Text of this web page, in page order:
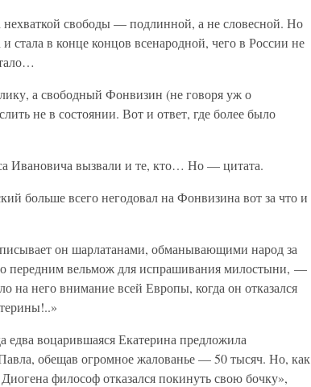
свободы — подлинной, а не словесной. Но
стала в конце концов всенародной, чего в России не
а свободный Фонвизин (не говоря уж о
не в состоянии. Вот и ответ, где более было
Ивановича вызвали и те, кто… Но — цитата.
больше всего негодовал на Фонвизина вот за что и
он шарлатанами, обманывающими народ за
передним вельмож для испрашивания милостыни, —
на него внимание всей Европы, когда он отказался
едва воцарившаяся Екатерина предложила
обещав огромное жалованье — 50 тысяч. Но, как
философ отказался покинуть свою бочку»,